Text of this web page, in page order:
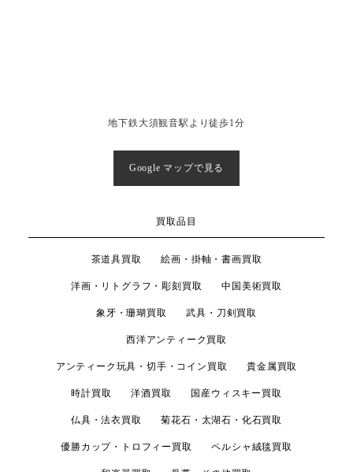
地下鉄大須観音駅より徒歩1分
Google マップで見る
買取品目
茶道具買取 絵画・掛軸・書画買取
洋画・リトグラフ・彫刻買取 中国美術買取
象牙・珊瑚買取 武具・刀剣買取
西洋アンティーク買取
アンティーク玩具・切手・コイン買取 貴金属買取
時計買取 洋酒買取 国産ウィスキー買取
仏具・法衣買取 菊花石・太湖石・化石買取
優勝カップ・トロフィー買取 ペルシャ絨毯買取